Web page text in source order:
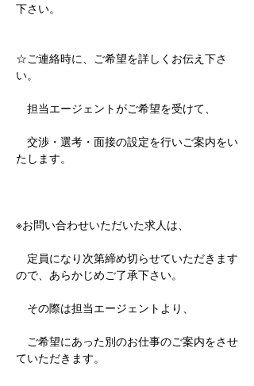
下さい。
☆ご連絡時に、ご希望を詳しくお伝え下さ
い。
担当エージェントがご希望を受けて、
交渉・選考・面接の設定を行いご案内をい
たします。
※お問い合わせいただいた求人は、
定員になり次第締め切らせていただきます
ので、あらかじめご了承下さい。
その際は担当エージェントより、
ご希望にあった別のお仕事のご案内をさせ
ていただきます。